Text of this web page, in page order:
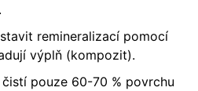
remineralizací pomocí
výplň (kompozit).
pouze 60-70 % povrchu